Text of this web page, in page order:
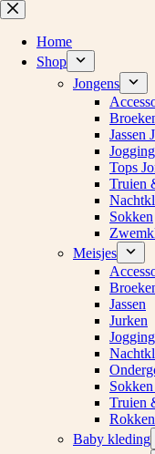
Ga
naar
inhoud
Home
Shop
Jongens
Jassen
Tops
Truien
Sokken
Meisjes
Jassen
Jurken
Truien
Rokken
Baby kleding